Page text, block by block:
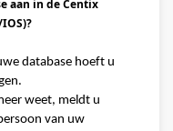
aan in de Centix
database hoeft u
weet, meldt u
van uw